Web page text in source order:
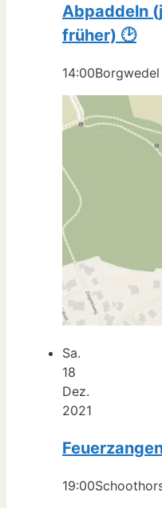
Abpaddeln
früher) 🕑
14:00Borgwedel
Sa.
18
Dez.
2021
19:00